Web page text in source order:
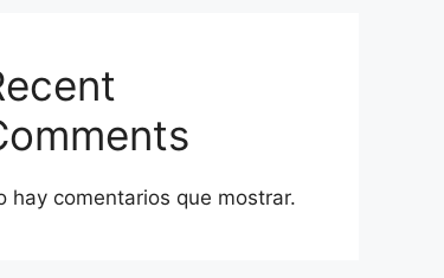
hay comentarios que mostrar.